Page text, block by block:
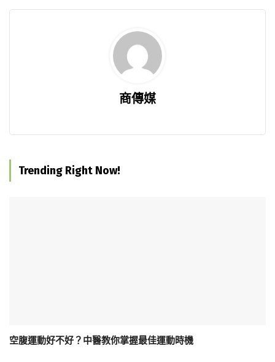
商傳媒
Trending Right Now!
空腹運動好不好？中醫教你掌握最佳運動時機